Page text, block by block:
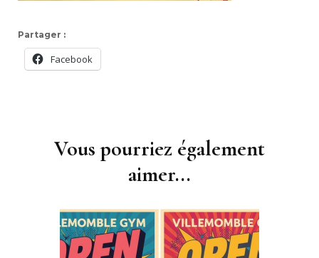
Partager :
Facebook
Vous pourriez également
aimer...